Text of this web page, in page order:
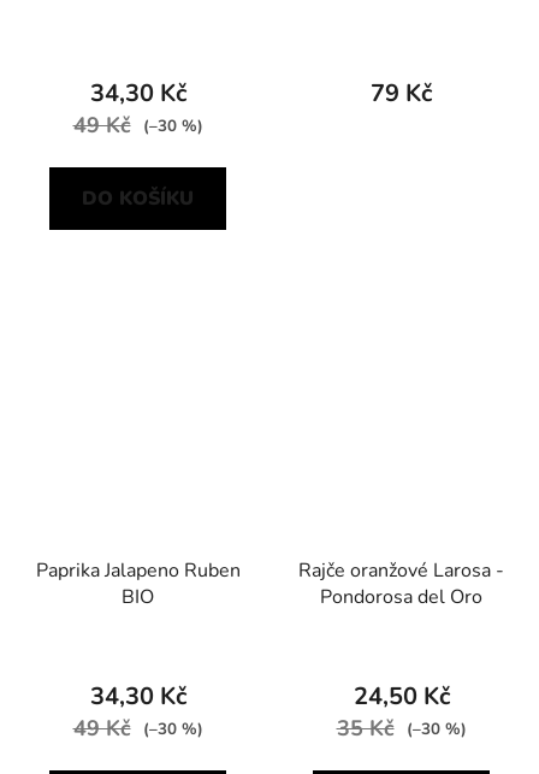
34,30 Kč
49 Kč (–30 %)
DO KOŠÍKU
79 Kč
Paprika Jalapeno Ruben
BIO
34,30 Kč
49 Kč (–30 %)
Rajče oranžové Larosa -
Pondorosa del Oro
24,50 Kč
35 Kč (–30 %)